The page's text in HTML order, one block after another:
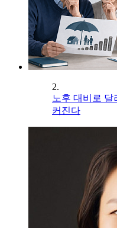
2.
노후 대비로 달
커진다